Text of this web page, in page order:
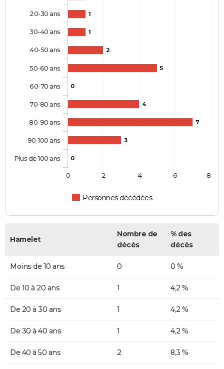
1
1
2
5
0
4
7
3
0
Personnes décédées
20-30 ans
30-40 ans
40-50 ans
50-60 ans
60-70 ans
70-80 ans
80-90 ans
90-100 ans
Plus de 100 ans
0 2 4 6 8
Hamelet
Nombre de
décès
% des
décès
Moins de 10 ans 0 0 %
De 10 à 20 ans 1 4,2 %
De 20 à 30 ans 1 4,2 %
De 30 à 40 ans 1 4,2 %
De 40 à 50 ans 2 8,3 %